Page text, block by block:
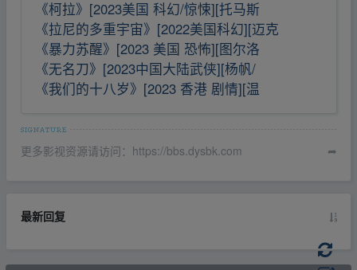
《柯拉》[2023美国 科幻/惊悚][托马斯
《拉尼的多重宇宙》[2022美国科幻][迈克
《暴力苏醒》[2023 美国 恐怖][图尔洛
《无名刀》[2023中国大陆武侠][杨帆/
《我们的十八岁》[2023 香港 剧情][温
更多影视资源请访问：https://bbs.dysbk.com ➦
最新回复